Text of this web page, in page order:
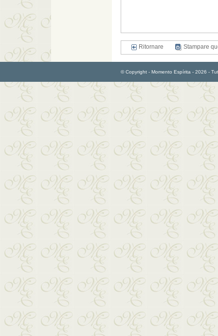
Ritornare Stampare
© Copyright - Momento Espírita - 2026 -